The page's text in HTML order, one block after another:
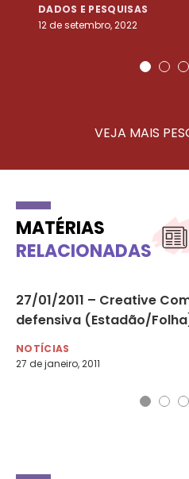
DADOS E PESQUISAS
12 de setembro, 2022
VEJA MAIS
MATÉRIAS
RELACIONADAS
27/01/2011 – Creative
defensiva (Estadão/
NOTÍCIAS
27 de janeiro, 2011